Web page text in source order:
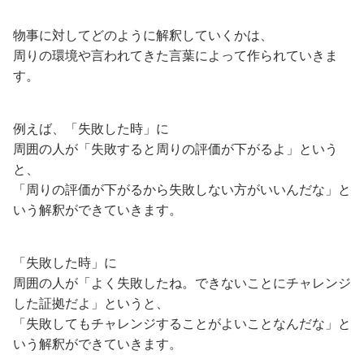
物事に対してどのように解釈していくかは、
周りの環境や言われてきた言葉によって作られていきま
す。
例えば、「失敗した時」に
周囲の人が「失敗すると周りの評価が下がるよ」という
と、
「周りの評価が下がるから失敗しない方がいいんだな」と
いう解釈ができていきます。
「失敗した時」に
周囲の人が「よく失敗したね。できないことにチャレンジ
した証拠だよ」というと、
「失敗してもチャレンジすることがよいことなんだな」と
いう解釈ができていきます。